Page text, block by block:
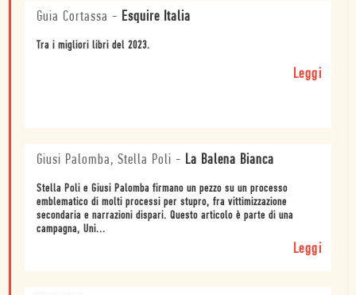
Guia Cortassa - Esquire Italia
Tra i migliori libri del 2023.
Leggi
Giusi Palomba, Stella Poli - La Balena Bianca
Stella Poli e Giusi Palomba firmano un pezzo su un processo
emblematico di molti processi per stupro, fra vittimizzazione
secondaria e narrazioni dispari. Questo articolo è parte di una
campagna, Uni...
Leggi